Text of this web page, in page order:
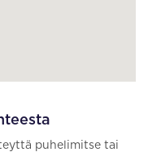
puhelimitse tai